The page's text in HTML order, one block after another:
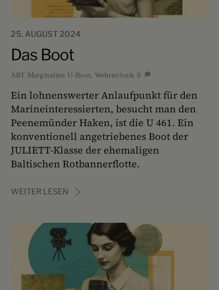
25. AUGUST 2024
Das Boot
ART Marginalien U-Boot, Wehrtechnik 0
Ein lohnenswerter Anlaufpunkt für den
Marineinteressierten, besucht man den
Peenemünder Haken, ist die U 461. Ein
konventionell angetriebenes Boot der
JULIETT-Klasse der ehemaligen
Baltischen Rotbannerflotte.
WEITER LESEN